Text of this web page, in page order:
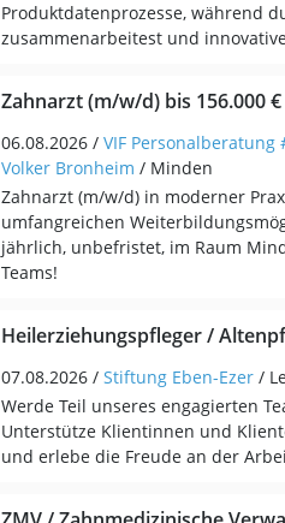
Produktdatenprozesse, während
zusammenarbeitest und
Zahnarzt (m/w/d) bis 156.000
06.08.2026 / VIF
Volker Bronheim / Minden
Zahnarzt (m/w/d) in moderner
umfangreichen
jährlich, unbefristet, im Raum
Teams!
Heilerziehungspfleger /
07.08.2026 / Stiftung Eben-Ezer /
Werde Teil unseres engagierten
Unterstütze Klientinnen und
und erlebe die Freude an der